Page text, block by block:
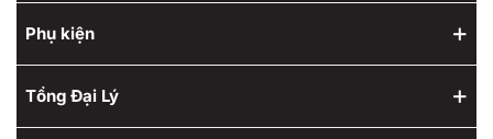
Phụ kiện
Tổng Đại Lý